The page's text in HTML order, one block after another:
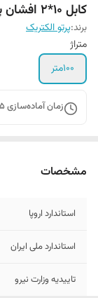
کابل 10*2 افشان پرتوالکتریک-تمام مس استاندارد
برند:پرتو الکتریک
متراژ
100متر
زمان آماده‌سازی5
مشخصات
استاندارد اروپا
استاندارد ملی ایران
تاییدیه وزارت نیرو